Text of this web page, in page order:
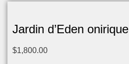
Jardin d’Eden onirique
$1,800.00